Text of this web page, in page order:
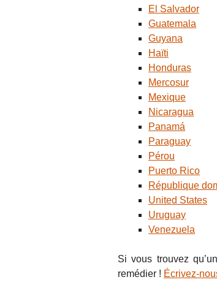
El Salvador
Guatemala
Guyana
Haïti
Honduras
Mercosur
Mexique
Nicaragua
Panamá
Paraguay
Pérou
Puerto Rico
République
United States
Uruguay
Venezuela
Si vous trouvez
remédier ! Écrivez-